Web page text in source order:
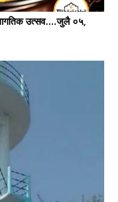
उत्सव....जुलै ०५,